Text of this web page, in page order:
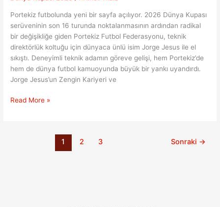
Portekiz futbolunda yeni bir sayfa açılıyor. 2026 Dünya Kupası
serüveninin son 16 turunda noktalanmasının ardından radikal
bir değişikliğe giden Portekiz Futbol Federasyonu, teknik
direktörlük koltuğu için dünyaca ünlü isim Jorge Jesus ile el
sıkıştı. Deneyimli teknik adamın göreve gelişi, hem Portekiz’de
hem de dünya futbol kamuoyunda büyük bir yankı uyandırdı.
Jorge Jesus’un Zengin Kariyeri ve
Portekiz
Read More »
1 2 3 Sonraki →